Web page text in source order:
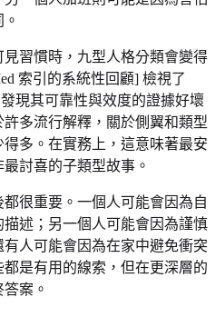
習慣時，九型人格分類會變得
索引的系統性回顧] 檢視了
現其可靠性與效度的證據好壞
多流行解釋，關於側翼和類型
多。在實務上，這意味著最安
討喜的子類型故事。
很重要。一個人可能會因為自
述；另一個人可能會因為謹慎
人可能會因為在家中避免衝突
是有用的線索，但在更深層的
案。